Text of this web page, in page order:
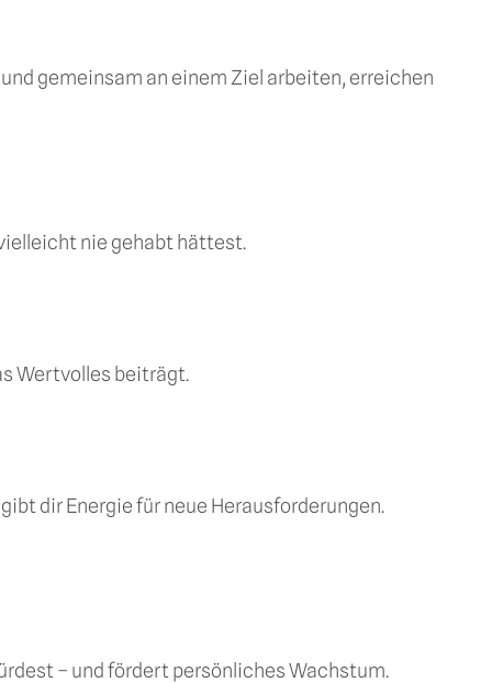
gemeinsam an einem Ziel arbeiten, erreichen
nie gehabt hättest.
Wertvolles beiträgt.
dir Energie für neue Herausforderungen.
– und fördert persönliches Wachstum.